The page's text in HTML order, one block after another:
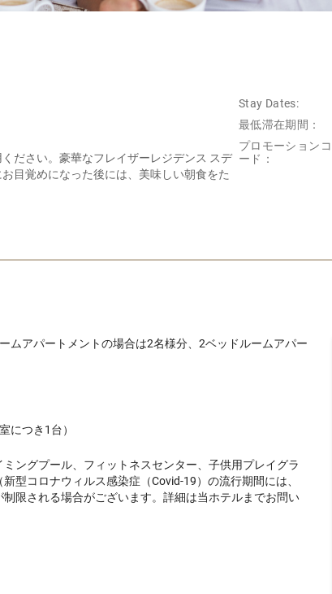
ださい。豪華なフレイザーレジデンス スデ
目覚めになった後には、美味しい朝食をた
Stay Dates:
最低滞在期間：
プロモーションコ
ード：
ムアパートメントの場合は2名様分、2ベッドルームアパー
につき1台）
ングプール、フィットネスセンター、子供用プレイグラ
型コロナウィルス感染症（Covid-19）の流行期間には、
限される場合がございます。詳細は当ホテルまでお問い